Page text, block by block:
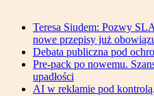
Teresa Siudem: Pozwy
nowe przepisy już
Debata publiczna pod
Pre-pack po nowemu.
upadłości
AI w reklamie pod